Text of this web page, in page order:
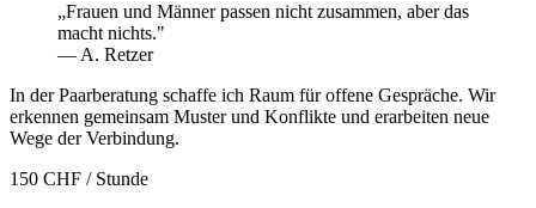
„Frauen und Männer passen nicht zusammen, aber das
macht nichts."
— A. Retzer
In der Paarberatung schaffe ich Raum für offene Gespräche. Wir
erkennen gemeinsam Muster und Konflikte und erarbeiten neue
Wege der Verbindung.
150 CHF / Stunde